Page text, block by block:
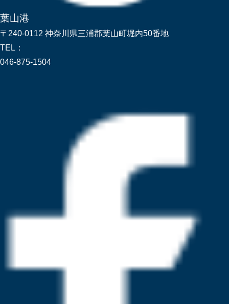
葉山港
〒240-0112 神奈川県三浦郡葉山町堀内50番地
TEL：
046-875-1504